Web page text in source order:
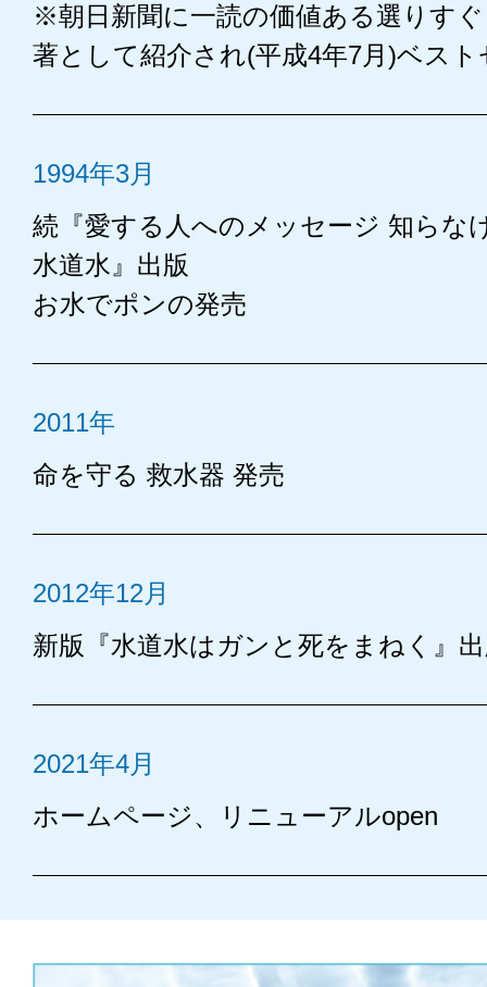
※朝日新聞に一読の価値ある選りす
著として紹介され(平成4年7月)ベスト
1994年3月
続『愛する人へのメッセージ 知らな
水道水』出版
お水でポンの発売
2011年
命を守る 救水器 発売
2012年12月
新版『水道水はガンと死をまねく』
2021年4月
ホームページ、リニューアルopen